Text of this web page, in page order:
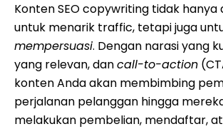
Konten SEO copywriting tidak hanya
untuk menarik traffic, tetapi juga
mempersuasi. Dengan narasi yang
yang relevan, dancall-to-action
konten Anda akan membimbing
perjalanan pelanggan hingga
melakukan pembelian, mendaftar,